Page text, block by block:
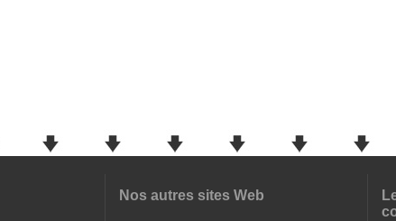
Nos autres sites Web